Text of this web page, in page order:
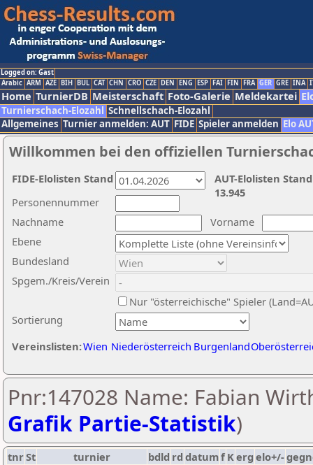
Logged on: Gast
Arabic ARM AZE BIH BUL CAT CHN CRO CZE DEN ENG ESP FAI FIN FRA GER GRE INA
Home TurnierDB Meisterschaft Foto-Galerie Meldekartei
Turnierschach-Elozahl Schnellschach-Elozahl
Allgemeines Turnier anmelden: AUT FIDE Spieler anmelden Elo
Willkommen bei den offiziellen
Nachname
Vorname
Ebene
Sortierung
Personennummer
Bundesland
Spgem./Kreis/Verein
Nur "österreichische" Spieler
Vereinslisten:Wien Niederösterreich Burgenland
AUT-Elolisten
13.945
FIDE-Elolisten Stand
Pnr:147028 Name: Fabian
Grafik Partie-Statistik)
tnrSt turnier bdld rd datumf Kerg elo+/-